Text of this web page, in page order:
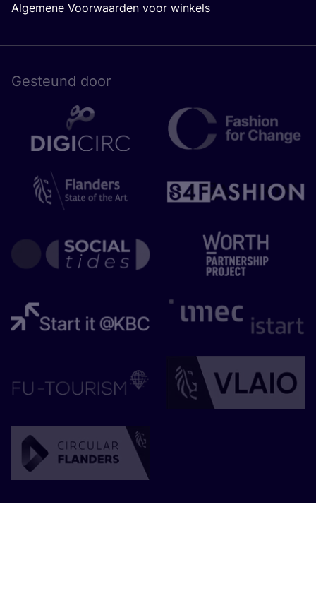
Algemene Voorwaarden voor winkels
Gesteund door